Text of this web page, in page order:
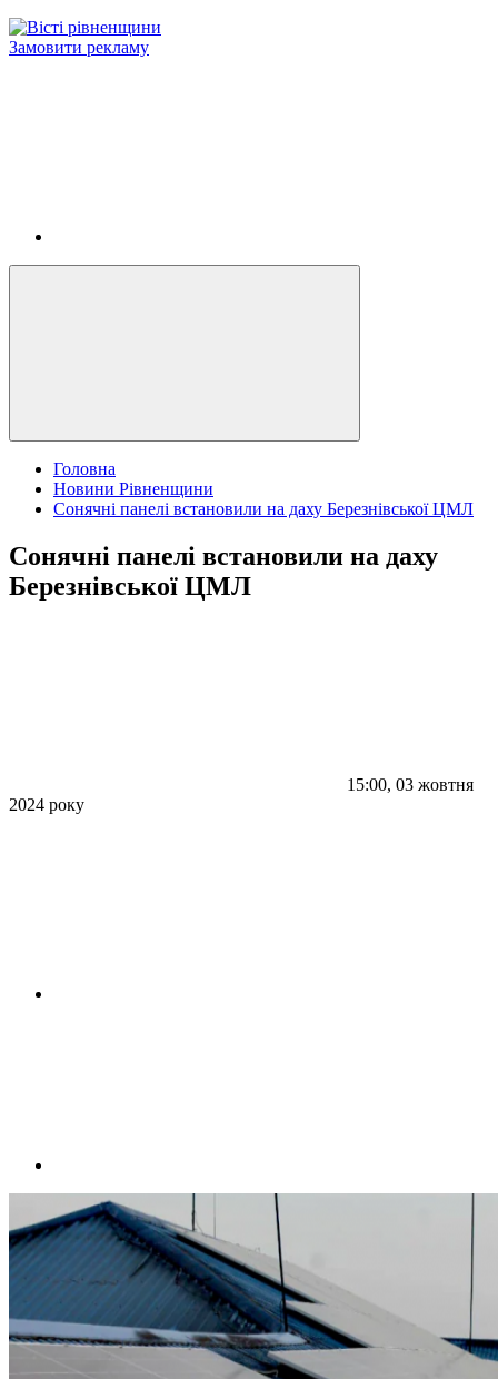
Замовити рекламу
Головна
Новини Рівненщини
Сонячні панелі встановили на даху Березнівської ЦМЛ
Сонячні панелі встановили на даху
Березнівської ЦМЛ
15:00, 03 жовтня
2024 року